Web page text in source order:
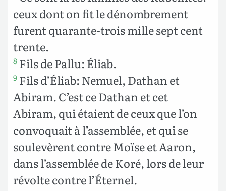
ceux dont on fit le dénombrement
furent quarante-trois mille sept cent
trente.
8 Fils de Pallu: Éliab.
9 Fils d’Éliab: Nemuel, Dathan et
Abiram. C’est ce Dathan et cet
Abiram, qui étaient de ceux que l’on
convoquait à l’assemblée, et qui se
soulevèrent contre Moïse et Aaron,
dans l’assemblée de Koré, lors de leur
révolte contre l’Éternel.